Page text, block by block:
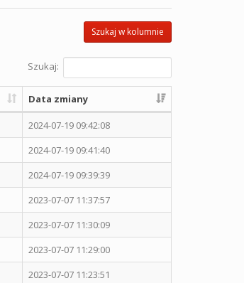
Szukaj w kolumnie
Szukaj:
Data zmiany
2024-07-19 09:42:08
2024-07-19 09:41:40
2024-07-19 09:39:39
2023-07-07 11:37:57
2023-07-07 11:30:09
2023-07-07 11:29:00
2023-07-07 11:23:51